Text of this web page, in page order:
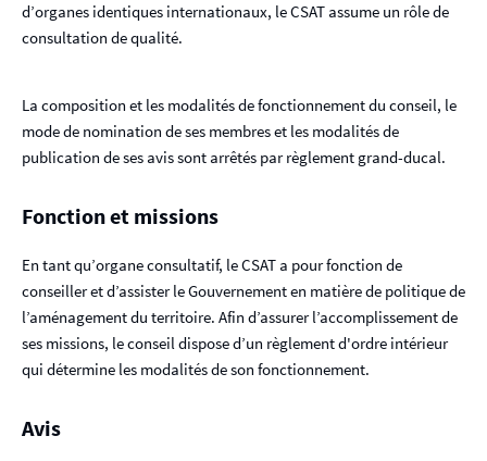
d’organes identiques internationaux, le CSAT assume un rôle de
consultation de qualité.
La composition et les modalités de fonctionnement du conseil, le
mode de nomination de ses membres et les modalités de
publication de ses avis sont arrêtés par règlement grand-ducal.
Fonction et missions
En tant qu’organe consultatif, le CSAT a pour fonction de
conseiller et d’assister le Gouvernement en matière de politique de
l’aménagement du territoire. Afin d’assurer l’accomplissement de
ses missions, le conseil dispose d’un règlement d'ordre intérieur
qui détermine les modalités de son fonctionnement.
Avis